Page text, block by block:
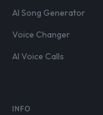
AI Song Generator
Voice Changer
AI Voice Calls
INFO